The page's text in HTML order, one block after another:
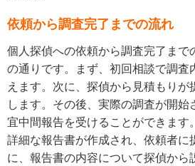
依頼から調査完了までの流れ
個人探偵への依頼から調査完了まで
の通りです。まず、初回相談で調査
えます。次に、探偵から見積もりが
します。その後、実際の調査が開始
宜中間報告を受けることができます
詳細な報告書が作成され、依頼者に
に、報告書の内容について探偵から